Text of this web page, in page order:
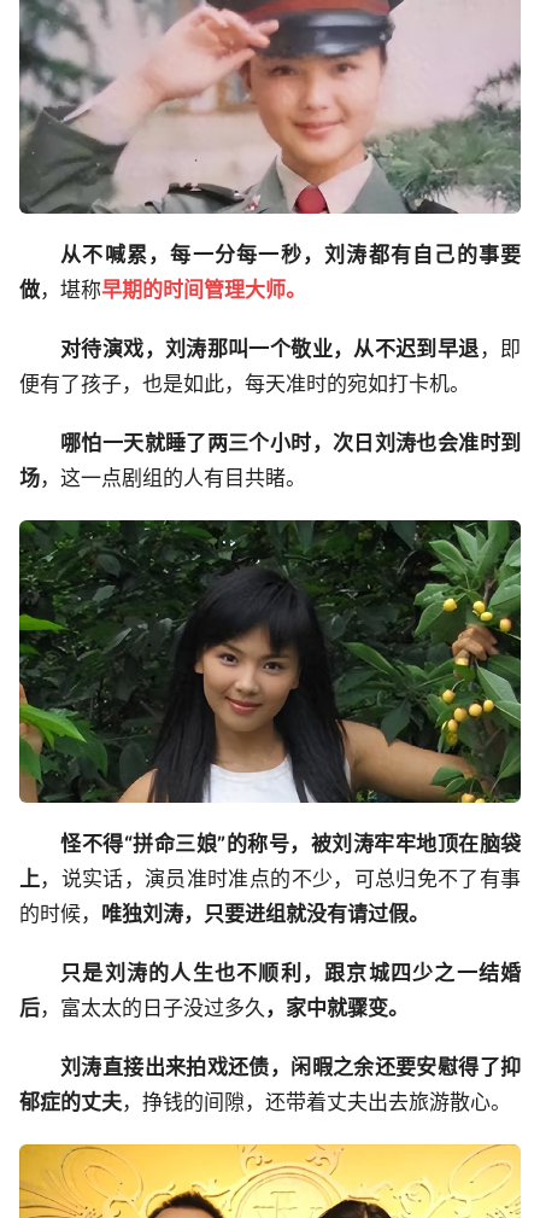
从不喊累，每一分每一秒，刘涛都有自己的事要
做，堪称早期的时间管理大师。
对待演戏，刘涛那叫一个敬业，从不迟到早退 ，即
便有了孩子，也是如此，每天准时的宛如打卡机。
哪怕一天就睡了两三个小时，次日刘涛也会准时到
场，这一点剧组的人有目共睹。
怪不得“拼命三娘”的称号，被刘涛牢牢地顶在脑袋
上，说实话，演员准时准点的不少，可总归免不了有事
的时候， 唯独刘涛，只要进组就没有请过假。
只是刘涛的人生也不顺利，跟京城四少之一结婚
后，富太太的日子没过多久 ，家中就骤变。
刘涛直接出来拍戏还债，闲暇之余还要安慰得了抑
郁症的丈夫，挣钱的间隙，还带着丈夫出去旅游散心。